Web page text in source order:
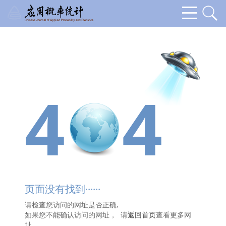
4 4
页面没有找到······
请检查您访问的网址是否正确,
如果您不能确认访问的网址， 请返回首页查看更多网